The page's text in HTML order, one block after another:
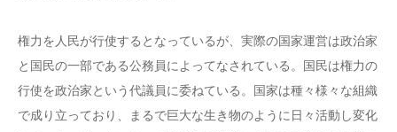
権力を人民が行使するとなっているが、実際の国家運営は政治家
と国民の一部である公務員によってなされている。国民は権力の
行使を政治家という代議員に委ねている。国家は種々様々な組織
で成り立っており、まるで巨大な生き物のように日々活動し変化